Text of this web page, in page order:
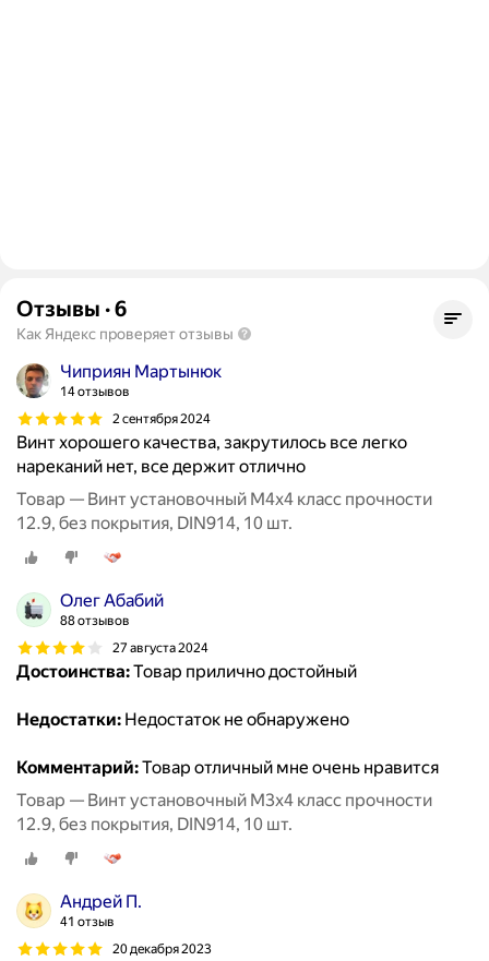
Отзывы ·6
Как Яндекс проверяет отзывы
Чиприян Мартынюк
14 отзывов
2 сентября 2024
Винт хорошего качества, закрутилось все легко
нареканий нет, все держит отлично
Товар — Винт установочный М4х4 класс прочности
12.9, без покрытия, DIN914, 10 шт.
Олег Абабий
88 отзывов
27 августа 2024
Достоинства:Товар прилично достойный
Недостатки: Недостаток не обнаружено
Комментарий:Товар отличный мне очень нравится
Товар — Винт установочный М3х4 класс прочности
12.9, без покрытия, DIN914, 10 шт.
Андрей П.
41 отзыв
20 декабря 2023